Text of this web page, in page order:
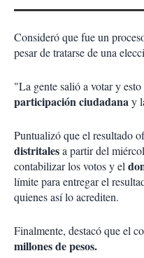
Consideró que fue un
pesar de tratarse de una
"La gente salió a votar y
participación ciudadanay
Puntualizó que el resultado
distritalesa partir del
contabilizar los votos y el
límite para entregar el
quienes así lo acrediten.
Finalmente, destacó que el
millones de pesos.